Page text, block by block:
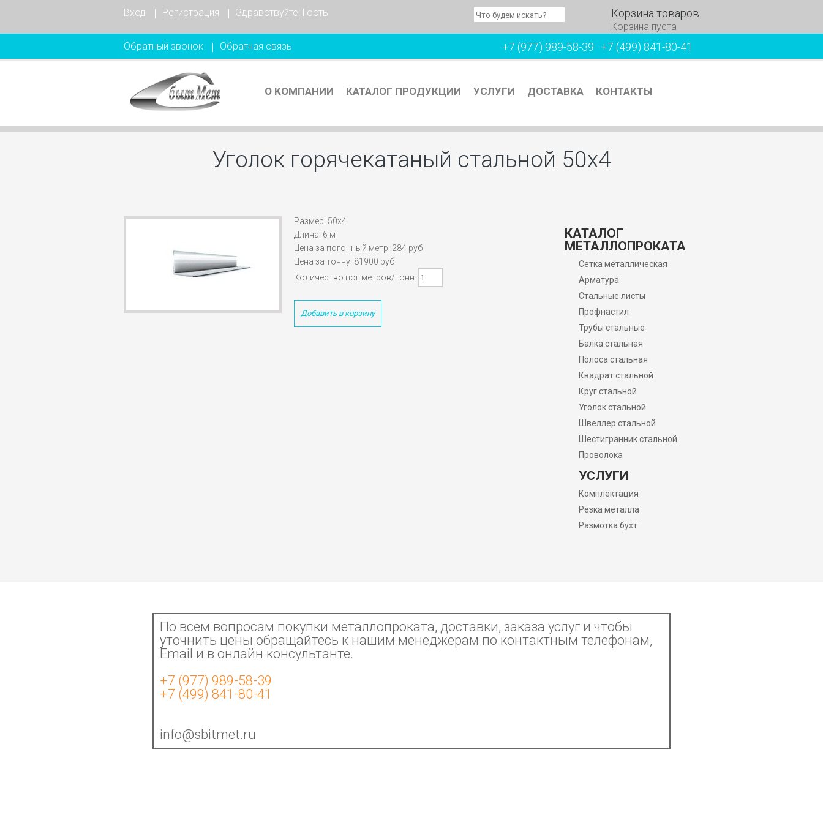
Вход Регистрация Здравствуйте: Гость Корзина товаров
Корзина пуста
Обратный звонок
Обратная связь +7 (977) 989-58-39 +7 (499) 841-80-41
О КОМПАНИИ КАТАЛОГ ПРОДУКЦИИ УСЛУГИ ДОСТАВКА КОНТАКТЫ
Уголок горячекатаный стальной 50х4
Размер: 50х4
Длина: 6 м
Цена за погонный метр: 284 руб
Цена за тонну: 81900 руб
Количество пог.метров/тонн:
Добавить в корзину
КАТАЛОГ
МЕТАЛЛОПРОКАТА
Сетка металлическая
Арматура
Стальные листы
Профнастил
Трубы стальные
Балка стальная
Полоса стальная
Квадрат стальной
Круг стальной
Уголок стальной
Швеллер стальной
Шестигранник стальной
Проволока
УСЛУГИ
Комплектация
Резка металла
Размотка бухт
По всем вопросам покупки металлопроката, доставки, заказа услуг и чтобы
уточнить цены обращайтесь к нашим менеджерам по контактным телефонам,
Email и в онлайн консультанте.
+7 (977) 989-58-39
+7 (499) 841-80-41
info@sbitmet.ru